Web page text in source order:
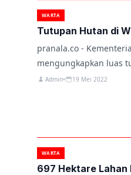
WARTA
Tutupan Hutan di
pranala.co -
mengungkapkan luas
Nusantara,…
Admin 19 Mei 2022
WARTA
697 Hektare Lahan